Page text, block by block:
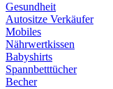
Gesundheit
Autositze Verkäufer
Mobiles
Nährwertkissen
Babyshirts
Spannbetttücher
Becher